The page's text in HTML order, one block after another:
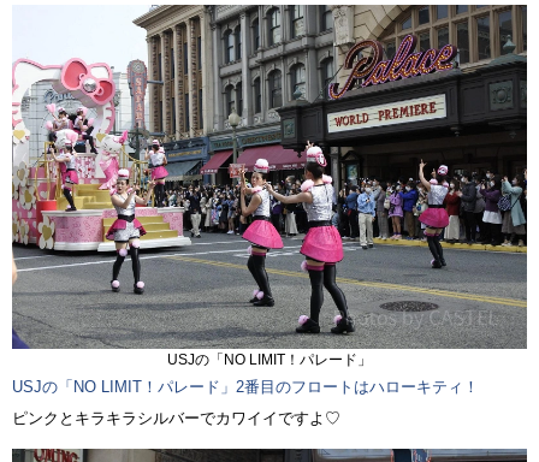
USJの「NO LIMIT！パレード」
USJの「NO LIMIT！パレード」2番目のフロートはハローキティ！
ピンクとキラキラシルバーでカワイイですよ♡